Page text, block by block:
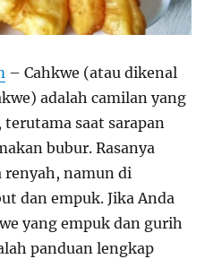
– Cahkwe (atau dikenal
adalah camilan yang
saat sarapan
bubur. Rasanya
namun di
dan empuk. Jika Anda
yang empuk dan gurih
panduan lengkap